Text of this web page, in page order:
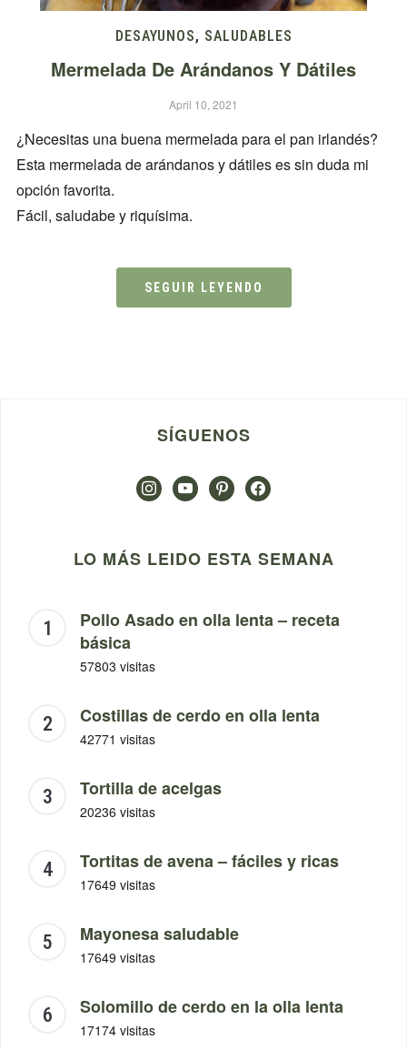
DESAYUNOS, SALUDABLES
Mermelada De Arándanos Y Dátiles
April 10, 2021
¿Necesitas una buena mermelada para el pan irlandés?
Esta mermelada de arándanos y dátiles es sin duda mi
opción favorita.
Fácil, saludabe y riquísima.
SEGUIR LEYENDO
SÍGUENOS
instagramyoutubepinterestfacebook
LO MÁS LEIDO ESTA SEMANA
Pollo Asado en olla lenta – receta
básica
57803 visitas
Costillas de cerdo en olla lenta
42771 visitas
Tortilla de acelgas
20236 visitas
Tortitas de avena – fáciles y ricas
17649 visitas
Mayonesa saludable
17649 visitas
Solomillo de cerdo en la olla lenta
17174 visitas